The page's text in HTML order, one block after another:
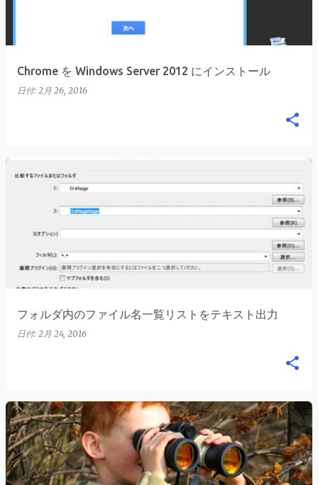
Chrome を Windows Server 2012 にインストール
日付: 2月 26, 2016
フォルダ内のファイル名一覧リストをテキスト出力
日付: 2月 24, 2016